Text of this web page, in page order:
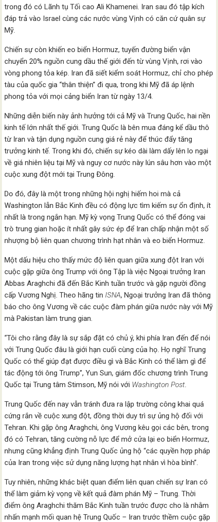
trong đó có Lãnh tụ Tối cao Ali Khamenei. Iran sau đó tập kích
đáp trả vào Israel cùng các nước vùng Vịnh có căn cứ quân sự
Mỹ.
Chiến sự còn khiến eo biển Hormuz, tuyến đường biển vận
chuyển 20% nguồn cung dầu thế giới đến từ vùng Vịnh, rơi vào
vòng phong tỏa kép. Iran đã siết kiểm soát Hormuz, chỉ cho phép
tàu của quốc gia “thân thiện” đi qua, trong khi Mỹ đã áp lệnh
phong tỏa với mọi cảng biển Iran từ ngày 13/4.
Những diễn biến này ảnh hưởng tới cả Mỹ và Trung Quốc, hai nền
kinh tế lớn nhất thế giới. Trung Quốc là bên mua đáng kể dầu thô
từ Iran và tận dụng nguồn cung giá rẻ này để thúc đẩy tăng
trưởng kinh tế. Trong khi đó, chiến sự kéo dài làm dấy lên lo ngại
về giá nhiên liệu tại Mỹ và nguy cơ nước này lún sâu hơn vào một
cuộc xung đột mới tại Trung Đông.
Do đó, đây là một trong những hội nghị hiếm hoi mà cả
Washington lẫn Bắc Kinh đều có động lực tìm kiếm sự ổn định, ít
nhất là trong ngắn hạn. Mỹ kỳ vọng Trung Quốc có thể đóng vai
trò trung gian hoặc ít nhất gây sức ép để Iran chấp nhận một số
nhượng bộ liên quan chương trình hạt nhân và eo biển Hormuz.
Một dấu hiệu cho thấy mức độ liên quan giữa xung đột Iran với
cuộc gặp giữa ông Trump với ông Tập là việc Ngoại trưởng Iran
Abbas Araghchi đã đến Bắc Kinh tuần trước và gặp người đồng
cấp Vương Nghị. Theo hãng tinISNA, Ngoại trưởng Iran đã thông
báo cho ông Vương về các cuộc đàm phán giữa nước này với Mỹ
mà Pakistan làm trung gian.
“Tôi cho rằng đây là sự sắp đặt có chủ ý, khi phía Iran đến để nói
với Trung Quốc đâu là giới hạn cuối cùng của họ. Họ nghĩ Trung
Quốc có thể giúp đạt được điều gì và Bắc Kinh có thể làm gì để
tác động tới ông Trump”, Yun Sun, giám đốc chương trình Trung
Quốc tại Trung tâm Stimson, Mỹ nói với Washington Post.
Trung Quốc đến nay vẫn tránh đưa ra lập trường công khai quá
cứng rắn về cuộc xung đột, đồng thời duy trì sự ủng hộ đối với
Tehran. Khi gặp ông Araghchi, ông Vương kêu gọi các bên, trong
đó có Tehran, tăng cường nỗ lực để mở cửa lại eo biển Hormuz,
nhưng cũng khẳng định Trung Quốc ủng hộ “các quyền hợp pháp
của Iran trong việc sử dụng năng lượng hạt nhân vì hòa bình”.
Tuy nhiên, những khác biệt quan điểm liên quan chiến sự Iran có
thể làm giảm kỳ vọng về kết quả đàm phán Mỹ – Trung. Thời
điểm ông Araghchi thăm Bắc Kinh tuần trước được cho là nhằm
nhấn mạnh mối quan hệ Trung Quốc – Iran trước thềm cuộc gặp